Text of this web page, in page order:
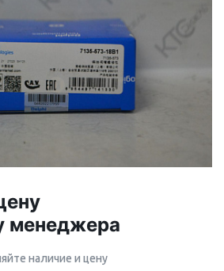
менеджера
наличие и цену